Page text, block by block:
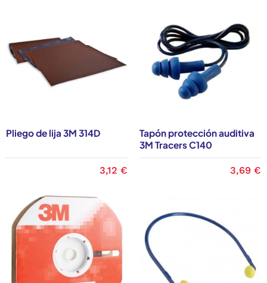
Pliego de lija 3M 314D
3,12 €
Tapón protección auditiva
3M Tracers C140
3,69 €